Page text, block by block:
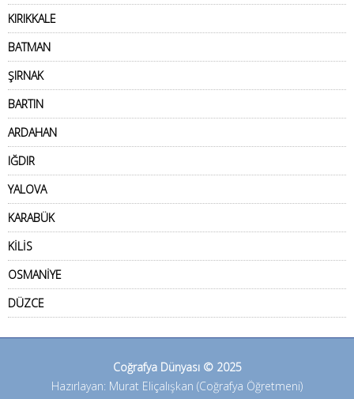
KIRIKKALE
BATMAN
ŞIRNAK
BARTIN
ARDAHAN
IĞDIR
YALOVA
KARABÜK
KİLİS
OSMANİYE
DÜZCE
Coğrafya Dünyası © 2025
Hazırlayan: Murat Eliçalışkan (Coğrafya Öğretmeni)